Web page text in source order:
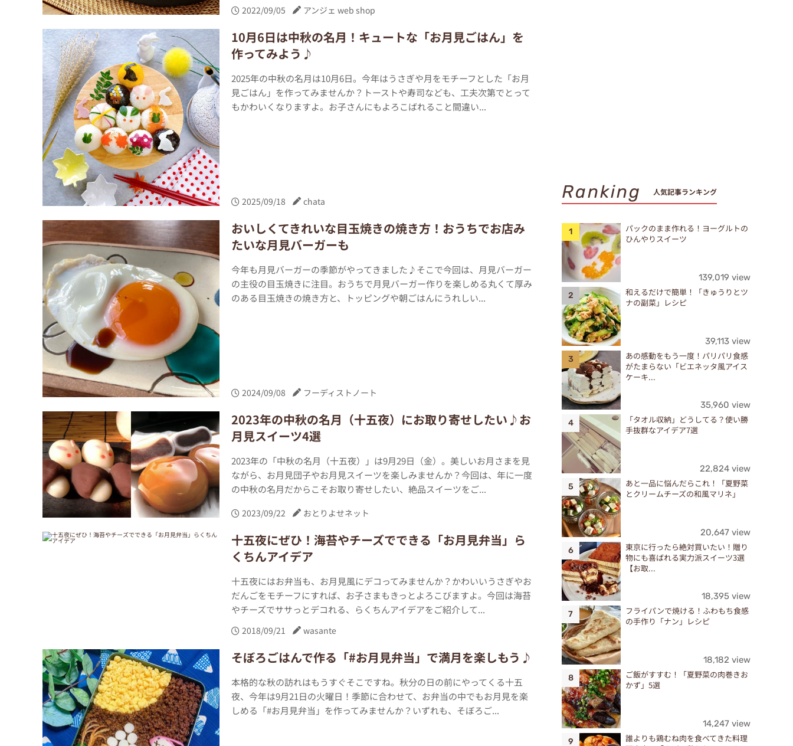
2022/09/05 アンジェ web shop
10月6日は中秋の名月！キュートな「お月見ごはん」を
作ってみよう♪
2025年の中秋の名月は10月6日。今年はうさぎや月をモチーフとした「お月
見ごはん」を作ってみませんか？トーストや寿司なども、工夫次第でとって
もかわいくなりますよ。お子さんにもよろこばれること間違い...
2025/09/18 chata
おいしくてきれいな目玉焼きの焼き方！おうちでお店み
たいな月見バーガーも
今年も月見バーガーの季節がやってきました♪そこで今回は、月見バーガー
の主役の目玉焼きに注目。おうちで月見バーガー作りを楽しめる丸くて厚み
のある目玉焼きの焼き方と、トッピングや朝ごはんにうれしい...
2024/09/08 フーディストノート
2023年の中秋の名月（十五夜）にお取り寄せしたい♪お
月見スイーツ4選
2023年の「中秋の名月（十五夜）」は9月29日（金）。美しいお月さまを見
ながら、お月見団子やお月見スイーツを楽しみませんか？今回は、年に一度
の中秋の名月だからこそお取り寄せしたい、絶品スイーツをご...
2023/09/22 おとりよせネット
十五夜にぜひ！海苔やチーズでできる「お月見弁当」ら
くちんアイデア
十五夜にはお弁当も、お月見風にデコってみませんか？かわいいうさぎやお
だんごをモチーフにすれば、お子さまもきっとよろこびますよ。今回は海苔
やチーズでササっとデコれる、らくちんアイデアをご紹介して...
2018/09/21 wasante
そぼろごはんで作る「#お月見弁当」で満月を楽しもう♪
本格的な秋の訪れはもうすぐそこですね。秋分の日の前にやってくる十五
夜、今年は9月21日の火曜日！季節に合わせて、お弁当の中でもお月見を楽
しめる「#お月見弁当」を作ってみませんか？いずれも、そぼろご...
Ranking 人気記事ランキング
パックのまま作れる！ヨーグルトの
ひんやりスイーツ
139,019 view
和えるだけで簡単！「きゅうりとツ
ナの副菜」レシピ
39,113 view
あの感動をもう一度！パリパリ食感
がたまらない「ビエネッタ風アイス
ケーキ...
35,960 view
「タオル収納」どうしてる？使い勝
手抜群なアイデア7選
22,824 view
あと一品に悩んだらこれ！「夏野菜
とクリームチーズの和風マリネ」
20,647 view
東京に行ったら絶対買いたい！贈り
物にも喜ばれる実力派スイーツ3選
【お取...
18,395 view
フライパンで焼ける！ふわもち食感
の手作り「ナン」レシピ
18,182 view
ご飯がすすむ！「夏野菜の肉巻きお
かず」5選
14,247 view
誰よりも鶏むね肉を食べてきた料理